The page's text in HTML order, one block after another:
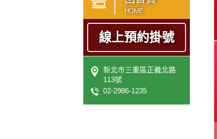
HOME
線上預約掛號
新北市三重區正義北路
113號
02-2986-1235